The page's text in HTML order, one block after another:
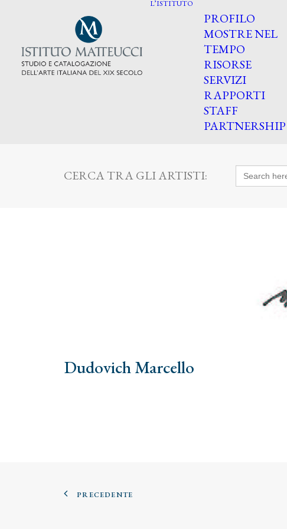
L’ISTITUTO
PROFILO
MOSTRE NEL
TEMPO
RISORSE
SERVIZI
RAPPORTI
STAFF
PARTNERSHIP
CERCA TRA GLI ARTISTI: Search
for:
Dudovich Marcello
PRECEDENTE